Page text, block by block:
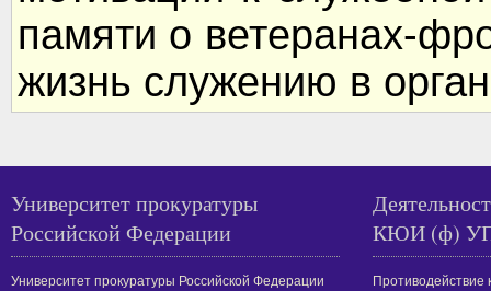
памяти о ветеранах-
жизнь служению в
Университет прокуратуры
Российской Федерации
Университет прокуратуры Российской Федерации
КЮИ (ф)
Противодействие